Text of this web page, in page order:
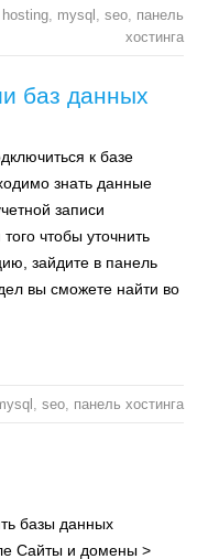
hosting, mysql , seo, панель
хостинга
баз данных
к базе
знать данные
записи
чтобы уточнить
зайдите в панель
вы сможете найти во
, seo, панель хостинга
базы данных
Сайты и домены >